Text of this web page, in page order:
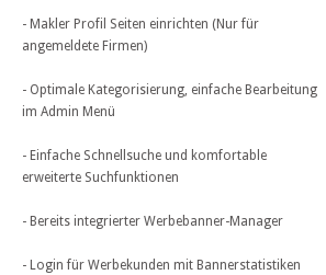
- Makler Profil Seiten einrichten (Nur für
angemeldete Firmen)
- Optimale Kategorisierung, einfache Bearbeitung
im Admin Menü
- Einfache Schnellsuche und komfortable
erweiterte Suchfunktionen
- Bereits integrierter Werbebanner-Manager
- Login für Werbekunden mit Bannerstatistiken